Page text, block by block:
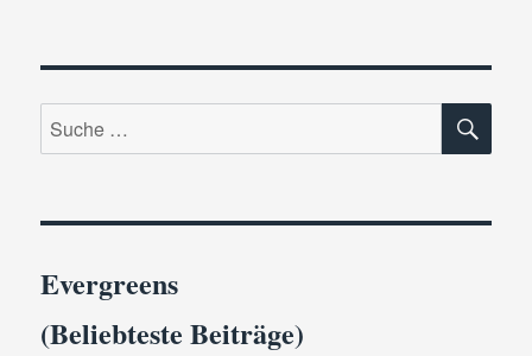
Tag
|
Woran
ich
Suche
nach:
Evergreens
(Beliebteste Beiträge)